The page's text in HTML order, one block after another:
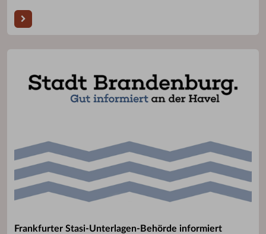
Frankfurter Stasi-Unterlagen-Behörde informiert